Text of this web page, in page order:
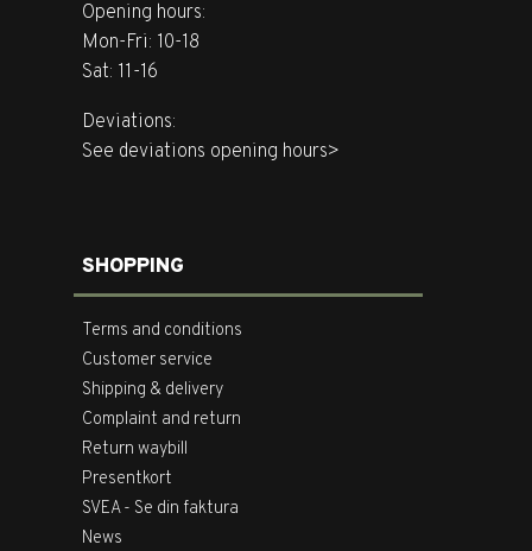
Opening hours:
Mon-Fri: 10-18
Sat: 11-16
Deviations:
See deviations opening hours>
SHOPPING
Terms and conditions
Customer service
Shipping & delivery
Complaint and return
Return waybill
Presentkort
SVEA - Se din faktura
News